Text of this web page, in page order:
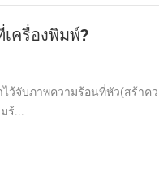
ครื่องพิมพ์?
ไว้จับภาพความร้อนที่หัว(สร้า
ร้...